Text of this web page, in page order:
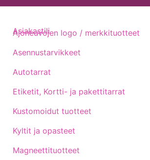
Ajoneuvojen logo / merkkituotteet
Asennustarvikkeet
Autotarrat
Etiketit, Kortti- ja pakettitarrat
Kustomoidut tuotteet
Kyltit ja opasteet
Magneettituotteet
Asiakastili